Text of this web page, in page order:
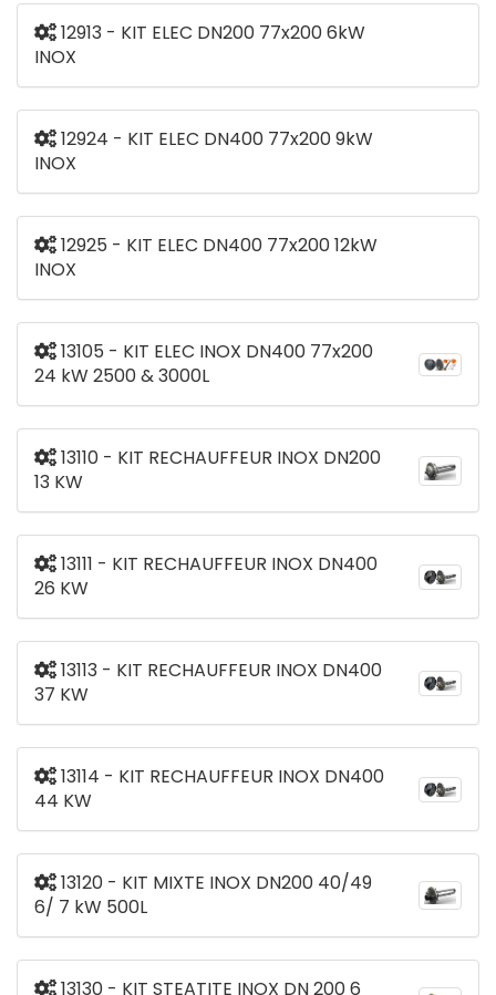
12913 - KIT ELEC DN200 77x200 6kW
INOX
12924 - KIT ELEC DN400 77x200 9kW
INOX
12925 - KIT ELEC DN400 77x200 12kW
INOX
13105 - KIT ELEC INOX DN400 77x200
24 kW 2500 & 3000L
13110 - KIT RECHAUFFEUR INOX DN200
13 KW
13111 - KIT RECHAUFFEUR INOX DN400
26 KW
13113 - KIT RECHAUFFEUR INOX DN400
37 KW
13114 - KIT RECHAUFFEUR INOX DN400
44 KW
13120 - KIT MIXTE INOX DN200 40/49
6/ 7 kW 500L
13130 - KIT STEATITE INOX DN 200 6